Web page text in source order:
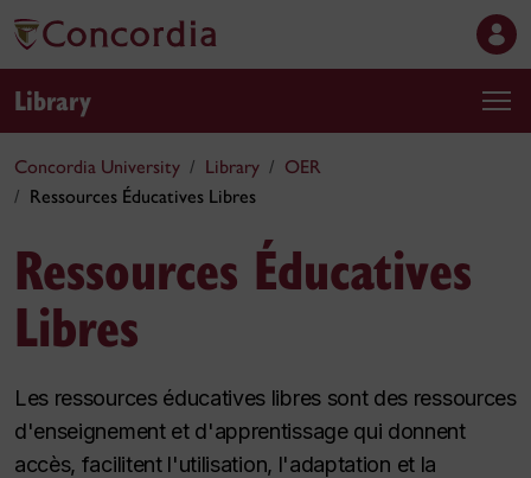
Library
Concordia University Library
OER
Ressources Éducatives Libres
Ressources Éducatives
Libres
Les ressources éducatives libres sont des ressources
d'enseignement et d'apprentissage qui donnent
accès, facilitent l'utilisation, l'adaptation et la